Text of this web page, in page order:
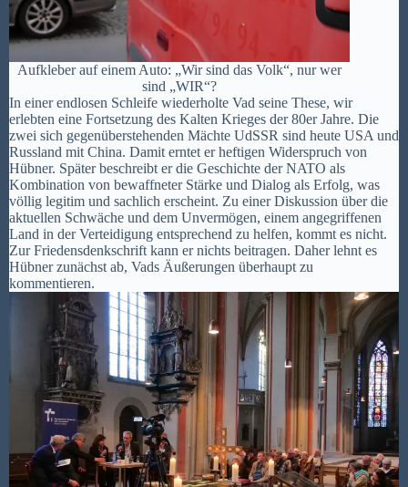
Aufkleber auf einem Auto: „Wir sind das Volk“, nur wer
sind „WIR“?
In einer endlosen Schleife wiederholte Vad seine These, wir
erlebten eine Fortsetzung des Kalten Krieges der 80er Jahre. Die
zwei sich gegenüberstehenden Mächte UdSSR sind heute USA und
Russland mit China. Damit erntet er heftigen Widerspruch von
Hübner. Später beschreibt er die Geschichte der NATO als
Kombination von bewaffneter Stärke und Dialog als Erfolg, was
völlig legitim und sachlich erscheint. Zu einer Diskussion über die
aktuellen Schwäche und dem Unvermögen, einem angegriffenen
Land in der Verteidigung entsprechend zu helfen, kommt es nicht.
Zur Friedensdenkschrift kann er nichts beitragen. Daher lehnt es
Hübner zunächst ab, Vads Äußerungen überhaupt zu
kommentieren.